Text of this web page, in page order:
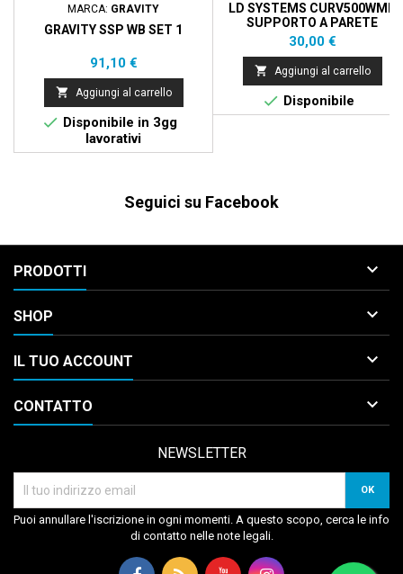
MARCA: GRAVITY
GRAVITY SSP WB SET 1
Prezzo
91,10 €
 Aggiungi al carrello
 Disponibile in 3gg
lavorativi
LD SYSTEMS CURV500WMB
SUPPORTO A PARETE
Prezzo
30,00 €
 Aggiungi al carrello
 Disponibile
Seguici su Facebook
PRODOTTI 
SHOP 
IL TUO ACCOUNT 
CONTATTO 
NEWSLETTER
Puoi annullare l'iscrizione in ogni momenti. A questo scopo, cerca le info
di contatto nelle note legali.